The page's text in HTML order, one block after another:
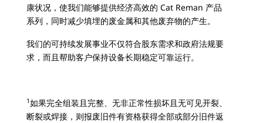
康状况，使我们能够提供经济高效的 Cat Reman 产品
系列，同时减少填埋的废金属和其他废弃物的产生。
我们的可持续发展事业不仅符合股东需求和政府法规要
求，而且帮助客户保持设备长期稳定可靠运行。
1如果完全组装且完整、无非正常性损坏且无可见开裂、
断裂或焊接，则报废旧件有资格获得全部或部分旧件返